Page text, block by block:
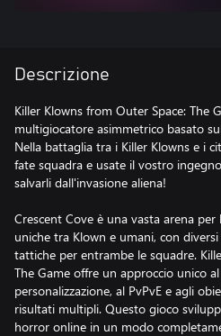
Descrizione
Killer Klowns from Outer Space: The
multigiocatore asimmetrico basato
Nella battaglia tra i Killer Klowns e i
fate squadra e usate il vostro
salvarli dall'invasione aliena!
Crescent Cove è una vasta arena
uniche tra Klown e umani, con
tattiche per entrambe le squadre.
The Game offre un approccio unico
personalizzazione, al PvPvE e agli
risultati multipli. Questo gioco
horror online in un modo